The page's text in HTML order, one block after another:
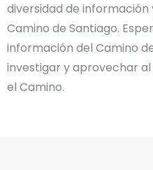
diversidad de
Camino de Santiago.
información del Camino
investigar y aprovechar
el Camino.